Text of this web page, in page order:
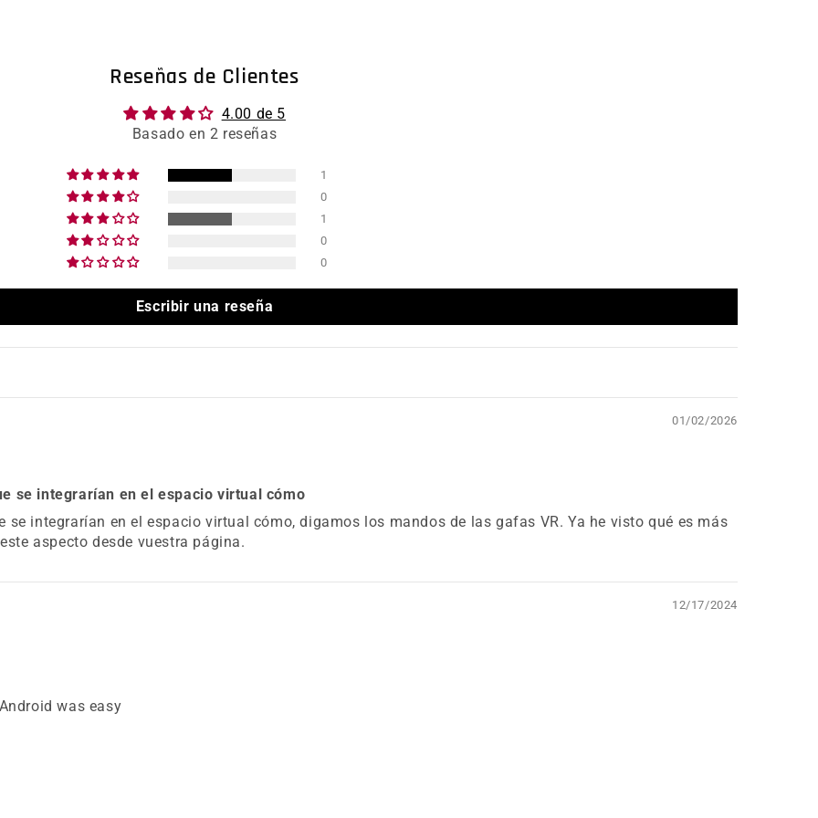
Reseñas de Clientes
4.00 de 5
Basado en 2 reseñas
1
0
1
0
0
Escribir una reseña
01/02/2026
se integrarían en el espacio virtual cómo
integrarían en el espacio virtual cómo, digamos los mandos de las gafas VR. Ya he visto qué es más
aspecto desde vuestra página.
12/17/2024
was easy